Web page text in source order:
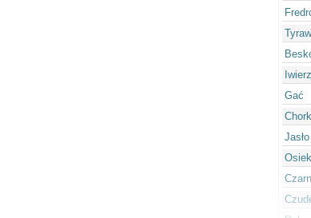
Gać